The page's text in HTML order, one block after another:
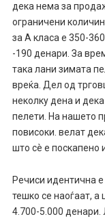
дека нема за
ограничени
за А класа е 350-
-190 денари. За
така лани зимата
вреќа. Дел од
неколку дена и
пелети. На нашето
повисоки. велат
што сè е поскапено
Речиси идентична е
тешко се наоѓаат, а
4.700-5.000